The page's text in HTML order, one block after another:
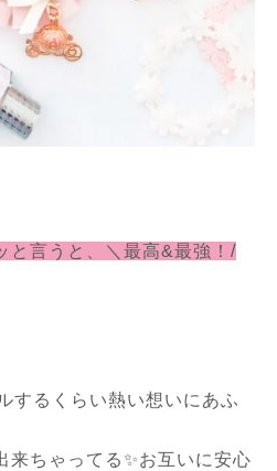
と言うと、＼最高&最強！/
するくらい熱い想いにあふ
来ちゃってる✨お互いに安心